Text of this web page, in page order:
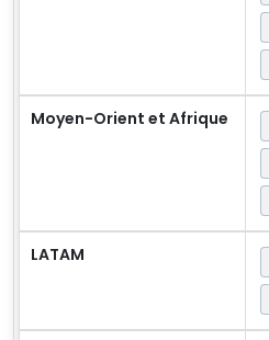
Moyen-Orient et Afrique
LATAM